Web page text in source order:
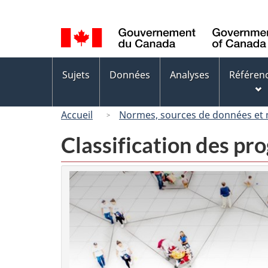
de
la
langue
des
Sujets Données Analyses
Accueil Normes, sources de données et
Classification des